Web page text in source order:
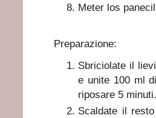
Meter los
Preparazione:
Sbriciolate il
e unite 100 ml
riposare 5 minuti.
Scaldate il